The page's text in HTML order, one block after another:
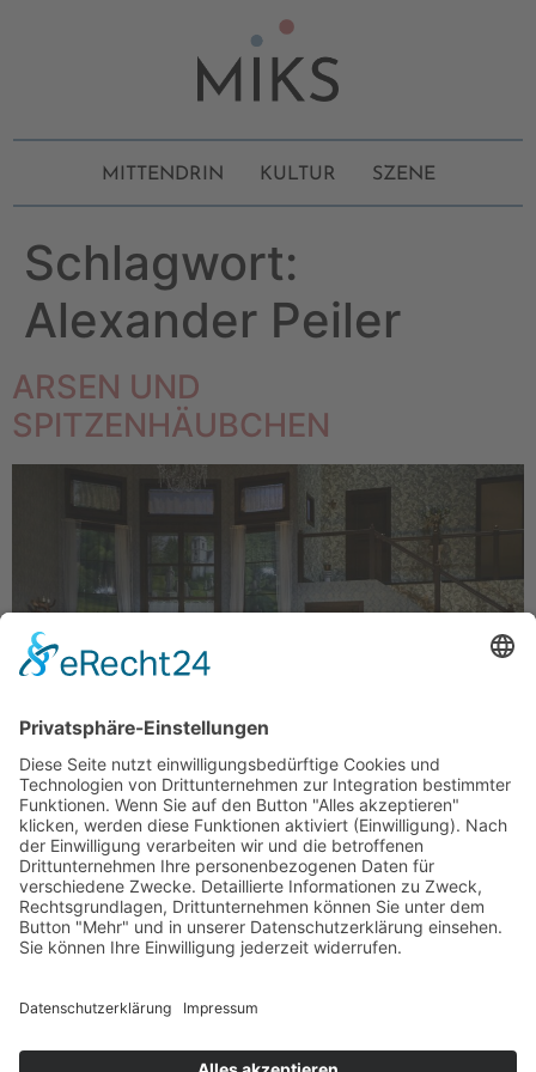
MITTENDRIN KULTUR SZENE
Schlagwort:
Alexander Peiler
ARSEN UND
SPITZENHÄUBCHEN
Bühnenklassiker aus dem vorigen Jahrhundert: Joseph
Kesselrings ARSEN UND SPITZENHÄUBCHEN (Foto:
Björn Hickmann) Geschwisterliebe par excellence –
Abby und Martha Brewster sind sich einig:
Alleinstehenden, einsamen Männern muss geholfen
entsprechendem „Schuss“ befördern die Schwestern
lassen sie von ihrem herrlich verrückten Neffen Teddy